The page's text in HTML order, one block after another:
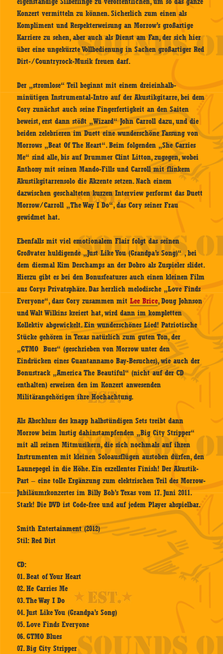
Konzert vermitteln zu können. Sicherlich zum einen als
Kompliment und Respekterweisung an Morrow’s großartige
Karriere zu sehen, aber auch als Dienst am Fan, der sich hier
über eine ungekürzte Vollbedienung in Sachen großartiger Red
Dirt-/Countryrock-Musik freuen darf.
Der „stromlose“ Teil beginnt mit einem dreieinhalb-
minütigen Instrumental-Intro auf der Akustikgitarre, bei dem
Cory zunächst auch seine Fingerfertigkeit an den Saiten
beweist, erst dann stößt „Wizard“ John Carroll dazu, und die
beiden zelebrieren im Duett eine wunderschöne Fassung von
Morrows „Beat Of The Heart“. Beim folgenden „She Carries
Me“ sind alle, bis auf Drummer Clint Litton, zugegen, wobei
Anthony mit seinen Mando-Fills und Carroll mit flinkem
Akustikgitarrensolo die Akzente setzen. Nach einem
dazwischen geschalteten kurzen Interview performt das Duett
Morrow/Carroll „The Way I Do“, das Cory seiner Frau
gewidmet hat.
Ebenfalls mit viel emotionalem Flair folgt das seinen
Großvater huldigende „Just Like You (Grandpa’s Song)“ , bei
dem diesmal Kim Deschamps an der Dobro als Zuspieler slidet.
Hierzu gibt es bei den Bonusfeatures auch einen kleinen Film
aus Corys Privatsphäre. Das herrlich melodische „Love Finds
Everyone“, dass Cory zusammen mitLee Brice, Doug Johnson
und Walt Wilkins kreiert hat, wird dann im kompletten
Kollektiv abgewickelt. Ein wunderschönes Lied! Patriotische
Stücke gehören in Texas natürlich zum guten Ton, der
„GTMO Bues“ (geschrieben von Morrow unter den
Eindrücken eines Guantannamo Bay-Besuches), wie auch der
Bonustrack „America The Beautiful“ (nicht auf der CD
enthalten) erweisen den im Konzert anwesenden
Militärangehörigen ihre Hochachtung.
Als Abschluss des knapp halbstündigen Sets treibt dann
Morrow beim lustig dahinstampfenden „Big City Stripper“
mit all seinen Mitmusikern, die sich nochmals auf ihren
Instrumenten mit kleinen Soloausflügen austoben dürfen, den
Launepegel in die Höhe. Ein exzellentes Finish! Der Akustik-
Part – eine tolle Ergänzung zum elektrischen Teil des Morrow-
Jubiläumrkonzertes im Billy Bob’s Texas vom 17. Juni 2011.
Stark! Die DVD ist Code-free und auf jedem Player abspielbar.
Smith Entertainment (2012)
Stil: Red Dirt
CD:
01. Beat of Your Heart
02. He Carries Me
03. The Way I Do
04. Just Like You (Grandpa’s Song)
05. Love Finds Everyone
06. GTMO Blues
07. Big City Stripper